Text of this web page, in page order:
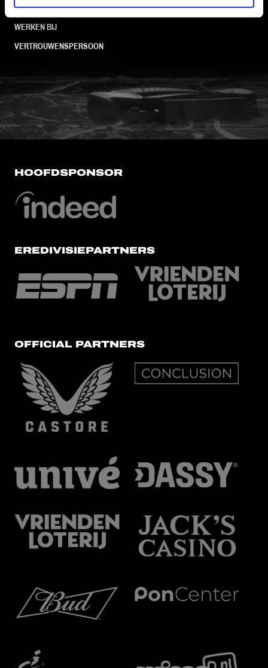
CONTACT
WERKEN BIJ
VERTROUWENSPERSOON
FC Utrecht<br>vanuit<br>het
HOOFDSPONSOR
EREDIVISIEPARTNERS
OFFICIAL PARTNERS